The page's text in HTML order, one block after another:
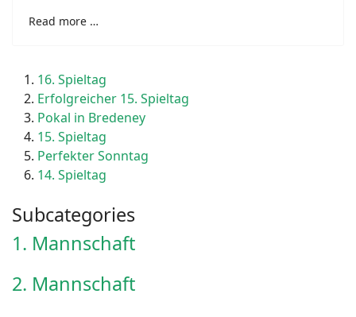
Read more …
16. Spieltag
Erfolgreicher 15. Spieltag
Pokal in Bredeney
15. Spieltag
Perfekter Sonntag
14. Spieltag
Subcategories
1. Mannschaft
2. Mannschaft